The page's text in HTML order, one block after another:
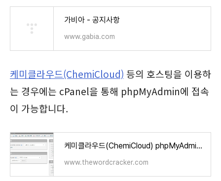
가비아 - 공지사항
www.gabia.com
케미클라우드(ChemiCloud) 등의 호스팅을 이용하
는 경우에는 cPanel을 통해 phpMyAdmin에 접속
이 가능합니다.
케미클라우드(ChemiCloud) phpMyAdmin 접속 방법 - 워드프레스 정보꾸러미
www.thewordcracker.com